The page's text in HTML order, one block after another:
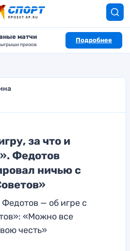
матчи
призов
Подробнее
за что и
Федотов
ничью с
— об игре с
«Можно все
честь»